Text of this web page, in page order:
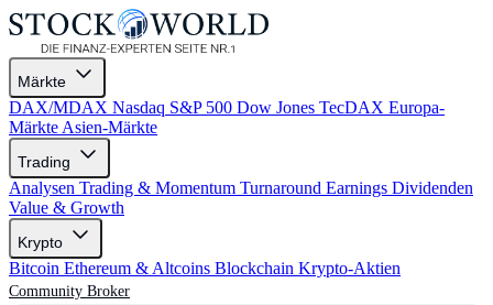
Märkte
DAX/MDAX Nasdaq S&P 500 Dow Jones TecDAX Europa-
Märkte Asien-Märkte
Trading
Analysen Trading & Momentum Turnaround Earnings Dividenden
Value & Growth
Krypto
Bitcoin Ethereum & Altcoins Blockchain Krypto-Aktien
Community Broker